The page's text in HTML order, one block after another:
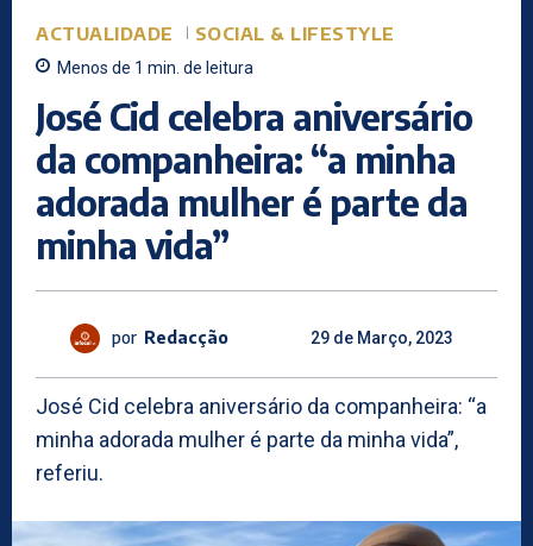
ACTUALIDADE SOCIAL & LIFESTYLE
Menos de 1 min. de leitura
José Cid celebra aniversário
da companheira: “a minha
adorada mulher é parte da
minha vida”
por Redacção 29 de Março, 2023
José Cid celebra aniversário da companheira: “a
minha adorada mulher é parte da minha vida”,
referiu.